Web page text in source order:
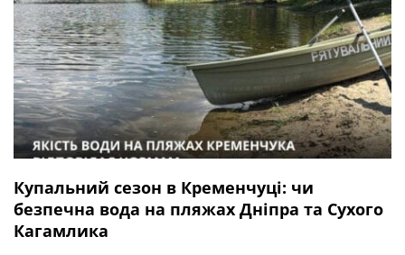
Купальний сезон в Кременчуці: чи
безпечна вода на пляжах Дніпра та Сухого
Кагамлика